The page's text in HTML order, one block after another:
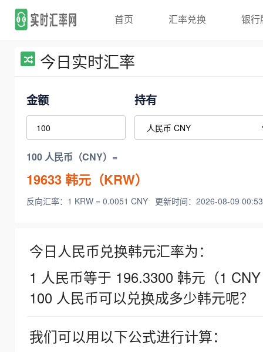
首页 汇率兑换 银行
今日实时汇率
金额 持有
100 人民币（CNY）=
19633韩元（KRW）
反向汇率：1 KRW = 0.0051 CNY 更新时间：2026-08-09
今日人民币兑换韩元汇率为：
1 人民币等于 196.3300 韩元（1
100 人民币可以兑换成多少韩元呢？
我们可以用以下公式进行计算：